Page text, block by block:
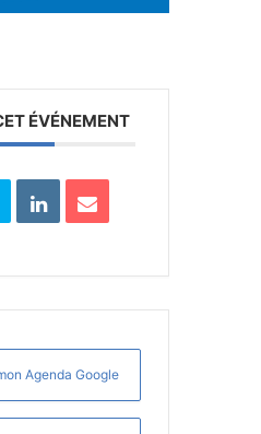
ÉVÉNEMENT
Agenda Google